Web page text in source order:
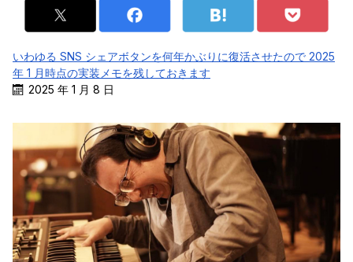
いわゆる SNS シェアボタンを何年かぶりに復活させたので 2025
年 1 月時点の実装メモを残しておきます
2025 年 1 月 8 日